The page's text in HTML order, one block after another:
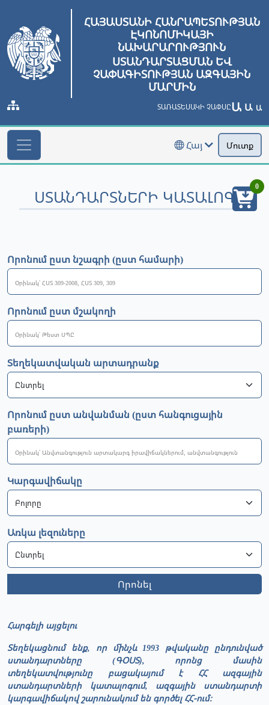
ՀԱՅԱՍՏԱՆԻ ՀԱՆՐԱՊԵՏՈՒԹՅԱՆ
ԷԿՈՆՈՄԻԿԱՅԻ
ՆԱԽԱՐԱՐՈՒԹՅՈՒՆ
ՍՏԱՆԴԱՐՏԱՑՄԱՆ ԵՎ
ՉԱՓԱԳԻՏՈՒԹՅԱՆ ԱԶԳԱՅԻՆ
ՄԱՐՄԻՆ
ՏԱՌԱՏԵՍԱԿԻ ՉԱՓՍԸԱ Ա Ա
Հայ Մուտք
ՍՏԱՆԴԱՐՏՆԵՐԻ ԿԱՏԱԼՈԳ
Որոնում ըստ նշագրի (ըստ համարի)
Որոնում ըստ մշակողի
Տեղեկատվական արտադրանք
Որոնում ըստ անվանման (ըստ հանգուցային
բառերի)
Կարգավիճակը
Առկա լեզուները
Որոնել
Հարգելի այցելու
Տեղեկացնում ենք, որ մինչև 1993 թվականը ընդունված
ստանդարտները (ԳՕՍՏ), որոնց մասին
տեղեկատվությունը բացակայում է ՀՀ ազգային
ստանդարտների կատալոգում, ազգային ստանդարտի
կարգավիճակով շարունակում են գործել ՀՀ-ում։
0